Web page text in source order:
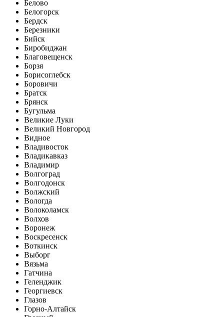
Белово
Белогорск
Бердск
Березники
Бийск
Биробиджан
Благовещенск
Борзя
Борисоглебск
Боровичи
Братск
Брянск
Бугульма
Великие Луки
Великий Новгород
Видное
Владивосток
Владикавказ
Владимир
Волгоград
Волгодонск
Волжский
Вологда
Волоколамск
Волхов
Воронеж
Воскресенск
Воткинск
Выборг
Вязьма
Гатчина
Геленджик
Георгиевск
Глазов
Горно-Алтайск